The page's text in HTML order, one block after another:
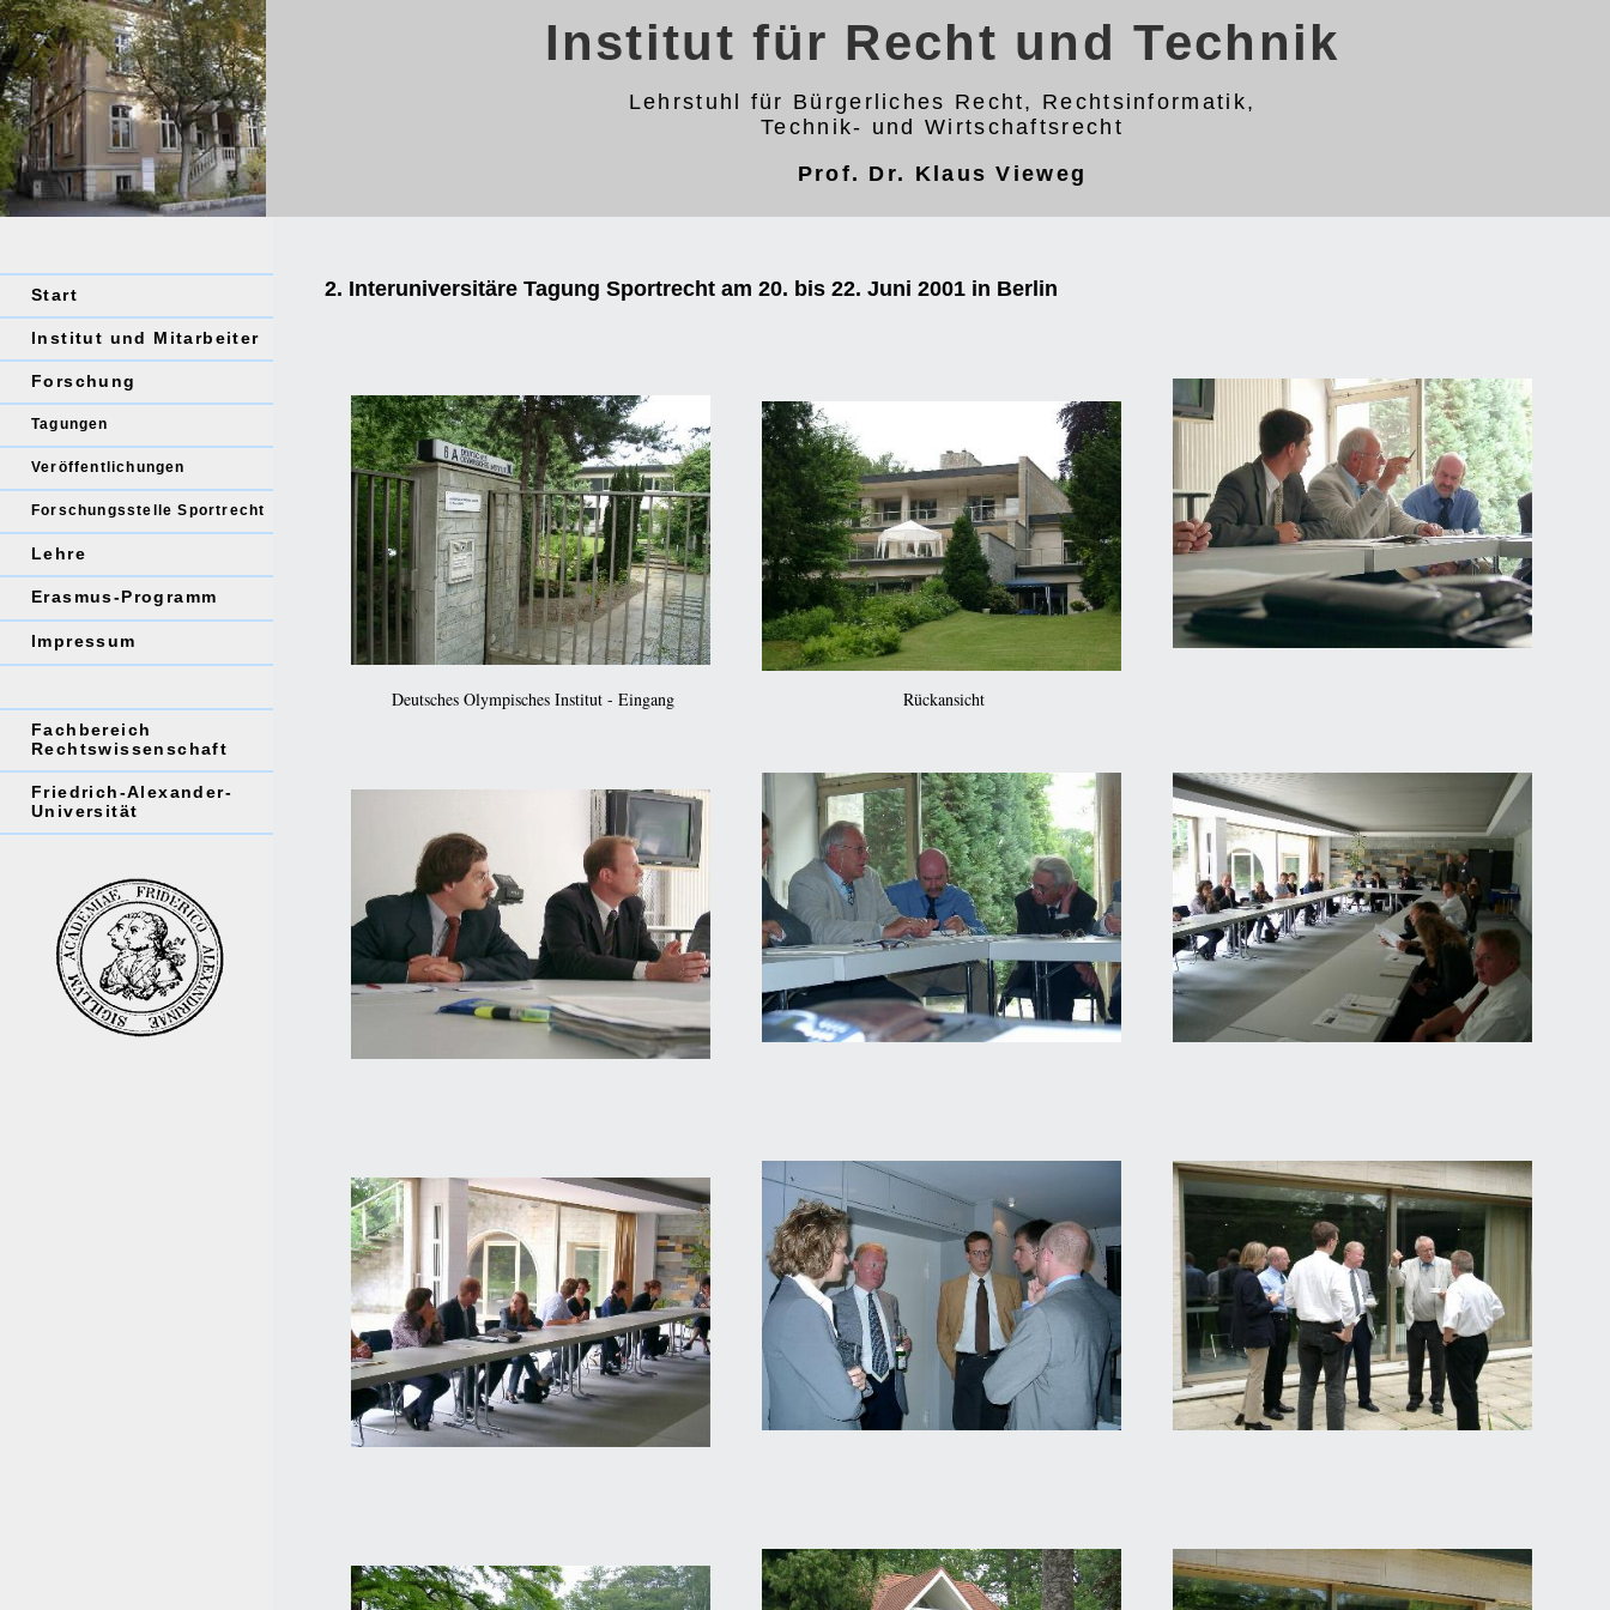
Institut für Recht und Technik
Lehrstuhl für Bürgerliches Recht, Rechtsinformatik,
Technik- und Wirtschaftsrecht
Prof. Dr. Klaus Vieweg
Start
Institut und Mitarbeiter
Forschung
Tagungen
Veröffentlichungen
Forschungsstelle Sportrecht
Lehre
Erasmus-Programm
Impressum
Fachbereich
Rechtswissenschaft
Friedrich-Alexander-
Universität
2. Interuniversitäre Tagung Sportrecht am 20. bis 22. Juni 2001 in Berlin
Deutsches Olympisches Institut - Eingang Rückansicht